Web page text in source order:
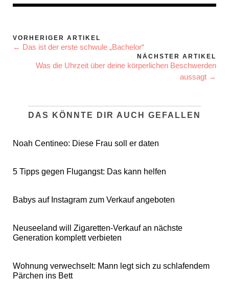
VORHERIGER ARTIKEL
← Das ist der erste schwule „Bachelor“
NÄCHSTER ARTIKEL
Was die Uhrzeit über deine körperlichen Beschwerden
aussagt →
DAS KÖNNTE DIR AUCH GEFALLEN
Noah Centineo: Diese Frau soll er daten
5 Tipps gegen Flugangst: Das kann helfen
Babys auf Instagram zum Verkauf angeboten
Neuseeland will Zigaretten-Verkauf an nächste
Generation komplett verbieten
Wohnung verwechselt: Mann legt sich zu schlafendem
Pärchen ins Bett